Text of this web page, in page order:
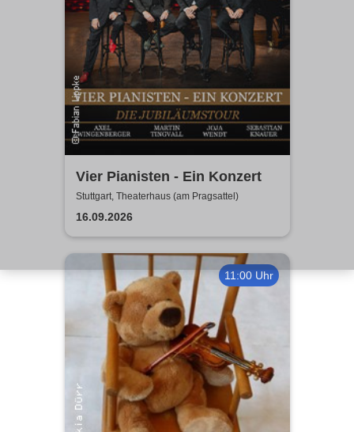
Vier Pianisten - Ein Konzert
Stuttgart, Theaterhaus (am Pragsattel)
16.09.2026
11:00 Uhr